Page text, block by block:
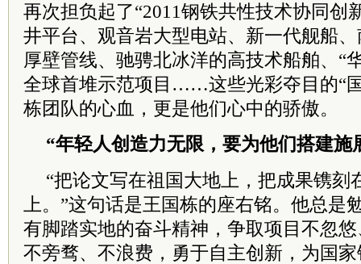
再次担负起了“2011钢铁共性技术协同创
井平台、观音岩大型电站、新一代舰船
厚壁管线、驰骋北冰洋的高技术船舶、“
全球首堆示范项目……这些光彩夺目的“
栋团队的心血，更是他们心中的骄傲。
“年轻人创造力无限，要为他们搭建施
“把论文写在祖国大地上，把成果镌刻
上。”这句话是王国栋的座右铭。他总是
有脚踏实地的奋斗精神，争取项目不忽
不旁骛、不浪费，勇于自主创新，为国